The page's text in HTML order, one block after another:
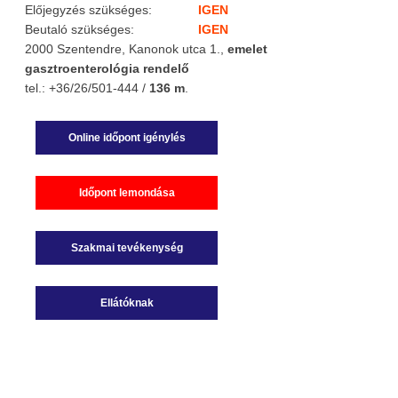
Előjegyzés szükséges: IGEN
Beutaló szükséges: IGEN
2000 Szentendre, Kanonok utca 1., emelet
gasztroenterológia rendelő
tel.: +36/26/501-444 / 136 m